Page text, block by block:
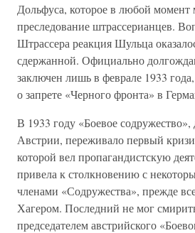
Дольфуса, которое в любой момент
преследование штрассерианцев.
Штрассера реакция Шульца
сдержанной. Официально
заключен лишь в феврале 1933 года,
о запрете «Черного фронта» в
В 1933 году «Боевое содружество»,
Австрии, переживало первый
которой вел пропагандистскую
привела к столкновению с
членами «Содружества», прежде
Хагером. Последний не мог
председателем австрийского